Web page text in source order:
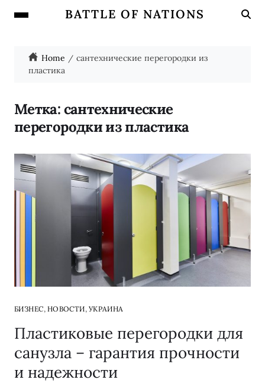
BATTLE OF NATIONS
Home
сантехнические перегородки из
пластика
Метка:сантехнические
перегородки из пластика
БИЗНЕС, НОВОСТИ, УКРАИНА
Пластиковые перегородки для
санузла – гарантия прочности
и надежности